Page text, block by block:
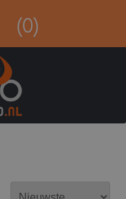
(0)